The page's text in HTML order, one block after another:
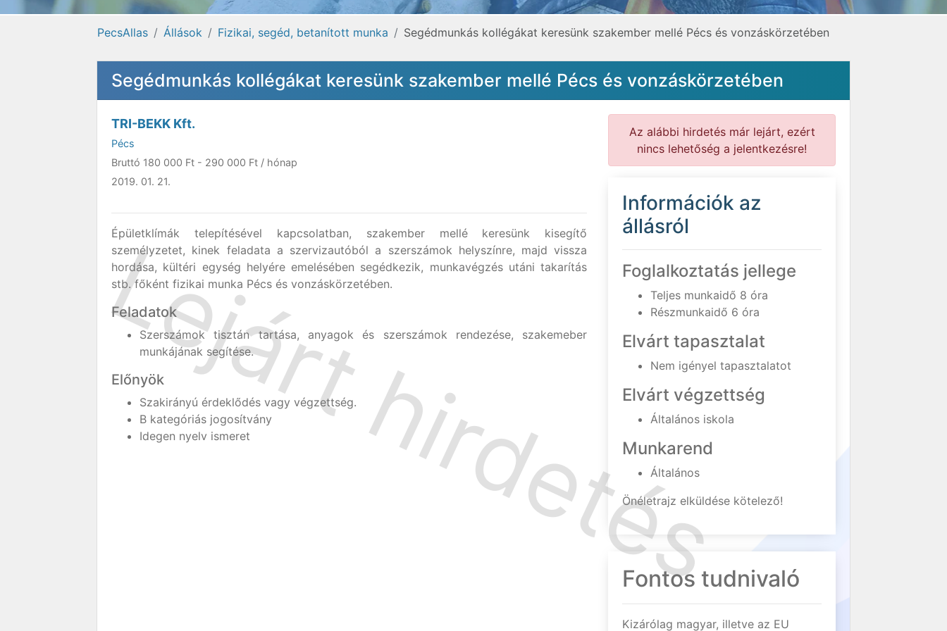
PecsAllas Állások Fizikai, segéd, betanított munka Segédmunkás kollégákat keresünk szakember mellé Pécs és vonzáskörzetében
Segédmunkás kollégákat keresünk szakember mellé Pécs és vonzáskörzetében
TRI-BEKK Kft.
Pécs
Bruttó 180 000 Ft - 290 000 Ft / hónap
2019. 01. 21.
Épületklímák telepítésével kapcsolatban, szakember mellé keresünk kisegítő
személyzetet, kinek feladata a szervizautóból a szerszámok helyszínre, majd vissza
hordása, kültéri egység helyére emelésében segédkezik, munkavégzés utáni takarítás
stb. főként fizikai munka Pécs és vonzáskörzetében.
Feladatok
Szerszámok tisztán tartása, anyagok és szerszámok rendezése, szakemeber
munkájának segítése.
Előnyök
Szakirányú érdeklődés vagy végzettség.
B kategóriás jogosítvány
Idegen nyelv ismeret
Az alábbi hirdetés már lejárt, ezért
nincs lehetőség a jelentkezésre!
Információk az
állásról
Foglalkoztatás jellege
Teljes munkaidő 8 óra
Részmunkaidő 6 óra
Elvárt tapasztalat
Nem igényel tapasztalatot
Elvárt végzettség
Általános iskola
Munkarend
Általános
Önéletrajz elküldése kötelező!
Fontos tudnivaló
Kizárólag magyar, illetve az EU